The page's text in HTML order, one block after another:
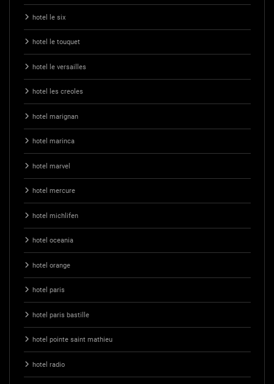
hotel le six
hotel le touquet
hotel le versailles
hotel les creoles
hotel marignan
hotel marinca
hotel marvel
hotel mercure
hotel michlifen
hotel oceania
hotel orange
hotel paris
hotel paris bastille
hotel pointe saint mathieu
hotel radio